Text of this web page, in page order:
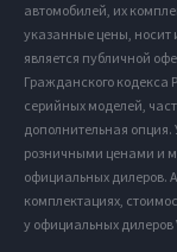
автомобилей, их
указанные цены, носит
является публичной
Гражданского кодекса
серийных моделей,
дополнительная
розничными ценами и
официальных дилеров.
комплектациях,
у официальных дилеров